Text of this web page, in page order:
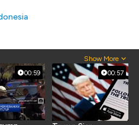
Show More
00:59 00:57